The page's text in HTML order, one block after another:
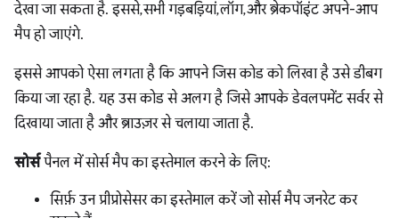
देखा जा सकता है. इससे, सभी गड़बड़ियां, लॉग, और ब्रेकपॉइंट अपने-आप
मैप हो जाएंगे.
इससे आपको ऐसा लगता है कि आपने जिस कोड को लिखा है उसे डीबग
किया जा रहा है. यह उस कोड से अलग है जिसे आपके डेवलपमेंट सर्वर से
दिखाया जाता है और ब्राउज़र से चलाया जाता है.
सोर्सपैनल में सोर्स मैप का इस्तेमाल करने के लिए:
सिर्फ़ उन प्रीप्रोसेसर का इस्तेमाल करें जो सोर्स मैप जनरेट कर